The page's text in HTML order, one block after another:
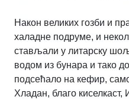
Након великих гозби и
халадне подруме, и
стављали у литарску
водом из бунара и тако
подсећало на кефир,
Хладан, благо киселкаст,